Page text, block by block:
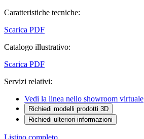
Caratteristiche tecniche:
Scarica PDF
Catalogo illustrativo:
Scarica PDF
Servizi relativi:
Vedi la linea nello showroom virtuale
Richiedi modelli prodotti 3D
Richiedi ulteriori informazioni
Listino completo